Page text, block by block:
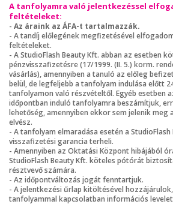
A tanfolyamra való jelentkezéssel
feltételeket:
- Az áraink az ÁFA-t tartalmazzák.
- A tandíj előlegének megfizetésével
feltételeket.
- A StudioFlash Beauty Kft. abban az esetben
pénzvisszafizetésre (17/1999. (II. 5.) korm.
vásárlás), amennyiben a tanuló az előleg
belül, de legfeljebb a tanfolyam indulása előtt
tanfolyamon való részvételtől. Egyéb esetben
időpontban induló tanfolyamra beszámítjuk,
lehetőség, amennyiben ekkor sem jelenik meg
elvész.
- A tanfolyam elmaradása esetén a
visszafizetési garancia terheli.
- Amennyiben az Oktatási Központ hibájából
StudioFlash Beauty Kft. köteles pótórát
résztvevő számára.
- Az időpontváltozás jogát fenntartjuk.
- A jelentkezési űrlap kitöltésével
tanfolyammal kapcsolatban információs